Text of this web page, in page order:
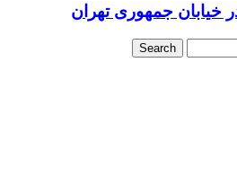
خیابان جمهوری تهران